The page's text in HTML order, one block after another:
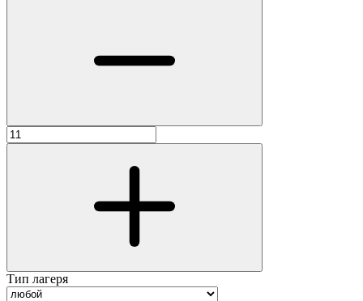
Тип лагеря